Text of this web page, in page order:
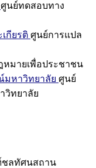
ศูนย์ทดสอบทาง
กียรติ ศูนย์การแปล
หมายเพื่อประชาชน
มหาวิทยาลัย ศูนย์
วิทยาลัย
ลทัศนสถาน